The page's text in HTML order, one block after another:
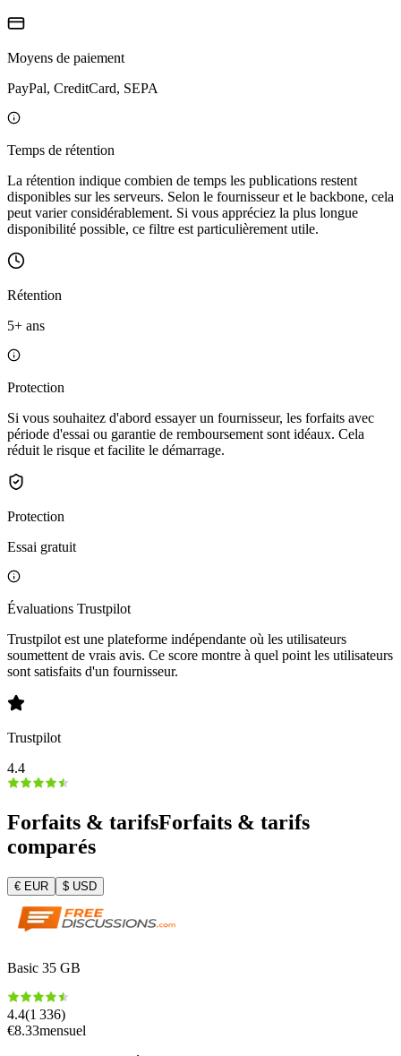
Moyens de paiement
PayPal, CreditCard, SEPA
Temps de rétention
La rétention indique combien de temps les publications restent
disponibles sur les serveurs. Selon le fournisseur et le backbone, cela
peut varier considérablement. Si vous appréciez la plus longue
disponibilité possible, ce filtre est particulièrement utile.
Rétention
5+ ans
Protection
Si vous souhaitez d'abord essayer un fournisseur, les forfaits avec
période d'essai ou garantie de remboursement sont idéaux. Cela
réduit le risque et facilite le démarrage.
Protection
Essai gratuit
Évaluations Trustpilot
Trustpilot est une plateforme indépendante où les utilisateurs
soumettent de vrais avis. Ce score montre à quel point les utilisateurs
sont satisfaits d'un fournisseur.
Trustpilot
4.4
Forfaits & tarifsForfaits & tarifs
comparés
€ EUR $ USD
Basic 35 GB
4.4(1 336)
€8.33mensuel